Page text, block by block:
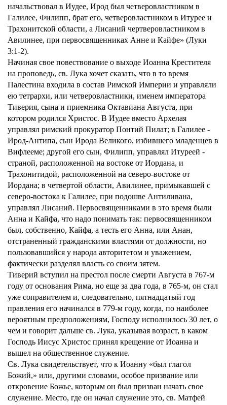
начальствовал в Иудее, Ирод был четверовластником в
Галилее, Филипп, брат его, четверовластником в Итурее и
Трахонитской области, а Лисаний чертверовластником в
Авилинее, при первосвященниках Анне и Кайфе» (Луки
3:1-2).
Начиная свое повествование о выходе Иоанна Крестителя
на проповедь, св. Лука хочет сказать, что в то время
Палестина входила в состав Римской Империи и управляли
ею тетрархи, или четверовластники, именем императора
Тиверия, сына и приемника Октавиана Августа, при
котором родился Христос. В Иудее вместо Архелая
управлял римский прокуратор Понтий Пилат; в Галилее -
Ирод-Антипа, сын Ирода Великого, избившего младенцев в
Вифлееме; другой его сын, Филипп, управлял Итуреей -
страной, расположенной на востоке от Иордана, и
Трахонитидой, расположенной на северо-востоке от
Иордана; в четвертой области, Авилинее, примыкавшей с
северо-востока к Галилее, при подошве Антиливана,
управлял Лисаний. Первосвященниками в это время были
Анна и Кайфа, что надо понимать так: первосвященником
был, собственно, Кайфа, а тесть его Анна, или Анан,
отстраненный гражданскими властями от должности, но
пользовавшийся у народа авторитетом и уважением,
фактически разделял власть со своим зятем.
Тиверий вступил на престол после смерти Августа в 767-м
году от основания Рима, но еще за два года, в 765-м, он стал
уже соправителем и, следовательно, пятнадцатый год
правления его начинался в 779-м году, когда, по наиболее
вероятным предположениям, Господу исполнилось 30 лет, о
чем и говорит дальше св. Лука, указывая возраст, в каком
Господь Иисус Христос принял крещение от Иоанна и
вышел на общественное служение.
Св. Лука свидетельствует, что к Иоанну «был глагол
Божий,» или, другими словами, особое призвание или
откровение Божье, которым он был призван начать свое
служение. Место, где он начал служение это, св. Матфей